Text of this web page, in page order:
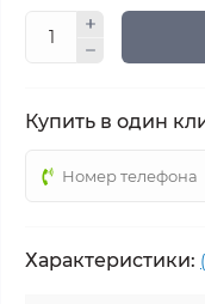
Купить в один
Характеристики: